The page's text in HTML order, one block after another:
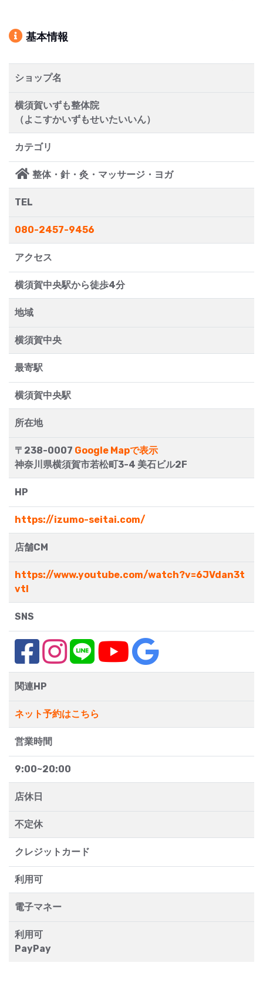
基本情報
ショップ名
横須賀いずも整体院
（よこすかいずもせいたいいん）
カテゴリ
整体・針・灸・マッサージ・ヨガ
TEL
080-2457-9456
アクセス
横須賀中央駅から徒歩4分
地域
横須賀中央
最寄駅
横須賀中央駅
所在地
〒238-0007 Google Mapで表示
神奈川県横須賀市若松町3-4 美石ビル2F
HP
https://izumo-seitai.com/
店舗CM
https://www.youtube.com/watch?v=6JVdan3t
vtI
SNS
関連HP
ネット予約はこちら
営業時間
9:00~20:00
店休日
不定休
クレジットカード
利用可
電子マネー
利用可
PayPay